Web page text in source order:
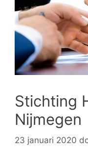
Stichting
Nijmegen
23 januari 2020